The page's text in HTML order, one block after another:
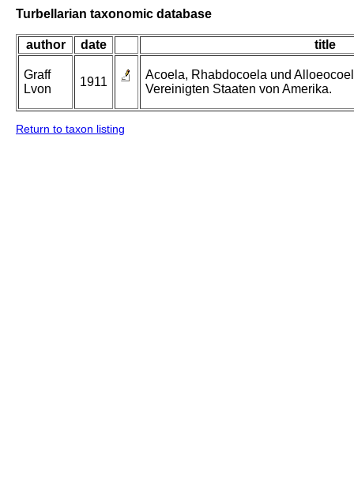
Turbellarian taxonomic database
author date title
Graff
Lvon
1911
Acoela, Rhabdocoela und
Vereinigten Staaten von Amerika.
Return to taxon listing